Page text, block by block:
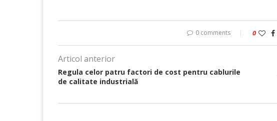
0 comments 0
Articol anterior
Regula celor patru factori de cost pentru cablurile
de calitate industrială